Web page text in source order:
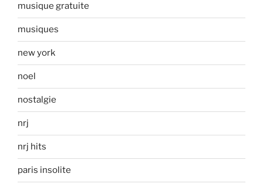
musique gratuite
musiques
new york
noel
nostalgie
nrj
nrj hits
paris insolite